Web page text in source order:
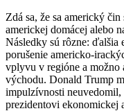
Zdá sa, že sa americký
americkej domácej alebo
Následky sú rôzne: ďalšia
porušenie americko-
vplyvu v regióne a
východu. Donald Trump
impulzívnosti
prezidentovi ekonomickej